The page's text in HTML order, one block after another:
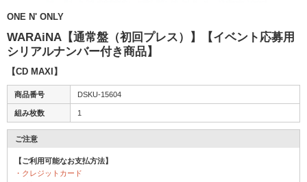
ONE N' ONLY
WARAiNA【通常盤（初回プレス）】【イベント応募用
シリアルナンバー付き商品】
【CD MAXI】
商品番号 DSKU-15604
組み枚数 1
ご注意
【ご利用可能なお支払方法】
・クレジットカード